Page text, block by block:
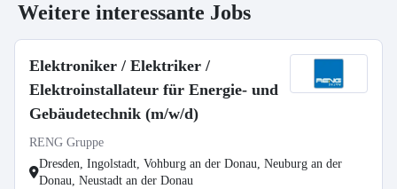
Weitere interessante Jobs
Elektroniker / Elektriker /
Elektroinstallateur für Energie- und
Gebäudetechnik (m/w/d)
RENG Gruppe
Dresden, Ingolstadt, Vohburg an der Donau, Neuburg an der
Donau, Neustadt an der Donau